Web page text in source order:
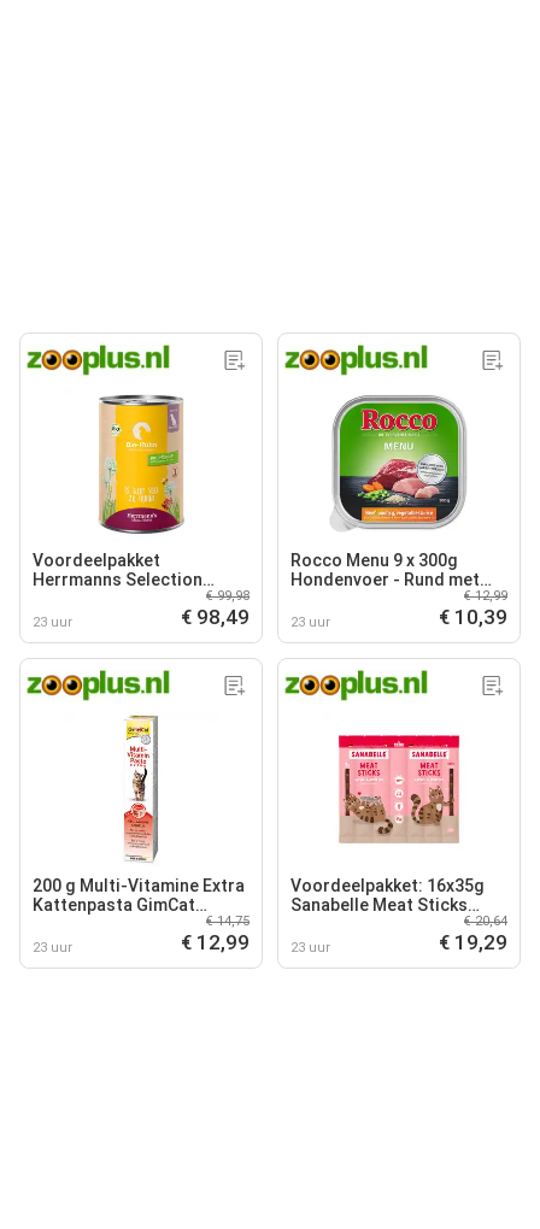
Voordeelpakket
Herrmanns Selection
Sensible 24 x 400 g - Bio
kip met bio wortel & bio
23 uur
€ 99,98
€ 98,49
Rocco Menu 9 x 300g
Hondenvoer - Rund met
23 uur
€ 12,99
€ 10,39
200 g Multi-Vitamine Extra
Kattenpasta GimCat
23 uur
€ 14,75
€ 12,99
Voordeelpakket: 16x35g
Sanabelle Meat Sticks
Snacks
23 uur
€ 20,64
€ 19,29